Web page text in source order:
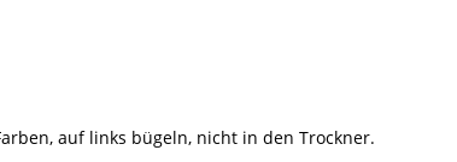
auf links bügeln, nicht in den Trockner.